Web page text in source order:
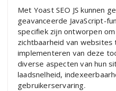
Met Yoast SEO JS kunnen
geavanceerde JavaScript-
specifiek zijn ontworpen
zichtbaarheid van
implementeren van deze
diverse aspecten van hun
laadsnelheid,
gebruikerservaring.